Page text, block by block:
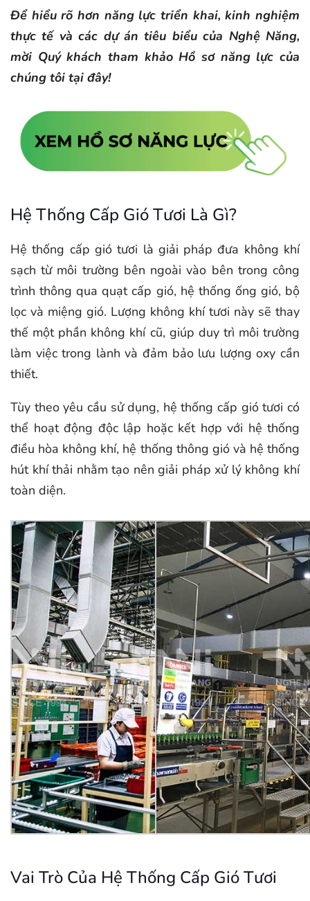
Để hiểu rõ hơn năng lực triển khai, kinh nghiệm
thực tế và các dự án tiêu biểu của Nghệ Năng,
mời Quý khách tham khảo Hồ sơ năng lực của
chúng tôi tại đây!
Hệ Thống Cấp Gió Tươi Là Gì?
Hệ thống cấp gió tươi là giải pháp đưa không khí
sạch từ môi trường bên ngoài vào bên trong công
trình thông qua quạt cấp gió, hệ thống ống gió, bộ
lọc và miệng gió. Lượng không khí tươi này sẽ thay
thế một phần không khí cũ, giúp duy trì môi trường
làm việc trong lành và đảm bảo lưu lượng oxy cần
thiết.
Tùy theo yêu cầu sử dụng, hệ thống cấp gió tươi có
thể hoạt động độc lập hoặc kết hợp với hệ thống
điều hòa không khí, hệ thống thông gió và hệ thống
hút khí thải nhằm tạo nên giải pháp xử lý không khí
toàn diện.
Vai Trò Của Hệ Thống Cấp Gió Tươi